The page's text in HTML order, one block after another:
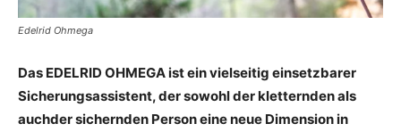
Edelrid Ohmega
Das EDELRID OHMEGA ist ein vielseitig einsetzbarer
Sicherungsassistent, der sowohlderkletterndenals
auchdersichernden Personeineneue Dimensionin